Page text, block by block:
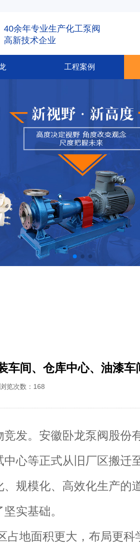
40余年专业生产化工泵阀
高新技术企业
工程案例
车间、仓库中心、油漆
览次数： 168
发。安徽卧龙泵阀股份
中心等正式从旧厂区搬迁
、规模化、高效化生产的
实基础。
占地面积更大，布局更科